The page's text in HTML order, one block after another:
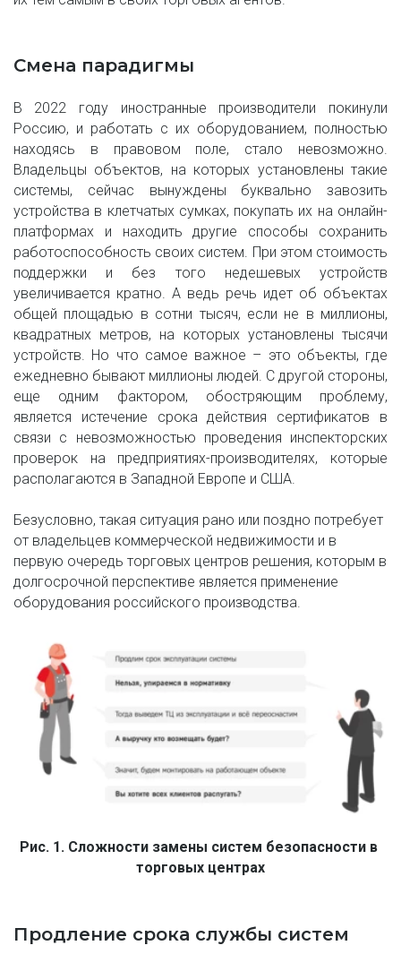
Смена парадигмы
В 2022 году иностранные производители покинули
Россию, и работать с их оборудованием, полностью
находясь в правовом поле, стало невозможно.
Владельцы объектов, на которых установлены такие
системы, сейчас вынуждены буквально завозить
устройства в клетчатых сумках, покупать их на онлайн-
платформах и находить другие способы сохранить
работоспособность своих систем. При этом стоимость
поддержки и без того недешевых устройств
увеличивается кратно. А ведь речь идет об объектах
общей площадью в сотни тысяч, если не в миллионы,
квадратных метров, на которых установлены тысячи
устройств. Но что самое важное – это объекты, где
ежедневно бывают миллионы людей. С другой стороны,
еще одним фактором, обостряющим проблему,
является истечение срока действия сертификатов в
связи с невозможностью проведения инспекторских
проверок на предприятиях-производителях, которые
располагаются в Западной Европе и США.
Безусловно, такая ситуация рано или поздно потребует
от владельцев коммерческой недвижимости и в
первую очередь торговых центров решения, которым в
долгосрочной перспективе является применение
оборудования российского производства.
Рис. 1. Сложности замены систем безопасности в
торговых центрах
Продление срока службы систем